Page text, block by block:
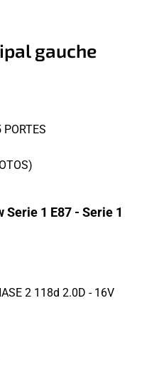
gauche
1 E87 - Serie 1
2 118d 2.0D - 16V